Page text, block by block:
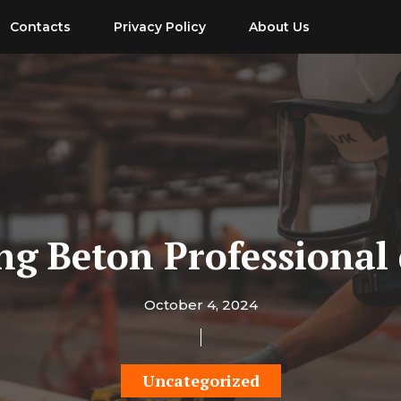
Contacts Privacy Policy About Us
Beton
October 4, 2024
Uncategorized